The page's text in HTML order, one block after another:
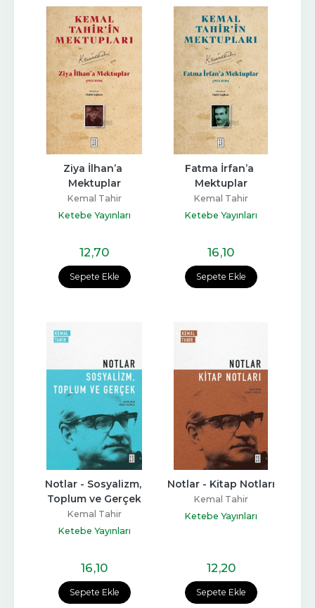
Sepete Ekle
Ziya İlhan’a
Mektuplar
Kemal Tahir
Ketebe Yayınları
12,70
Sepete Ekle
Fatma İrfan’a
Mektuplar
Kemal Tahir
Ketebe Yayınları
16,10
Sepete Ekle
Notlar - Sosyalizm,
Toplum ve Gerçek
Kemal Tahir
Ketebe Yayınları
16,10
Sepete Ekle
Notlar - Kitap Notları
Kemal Tahir
Ketebe Yayınları
12,20